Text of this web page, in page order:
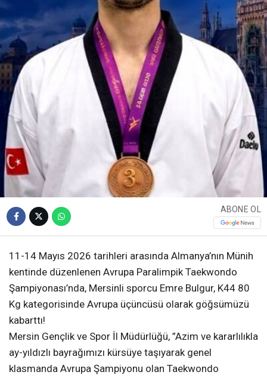
ABONE OL
11-14 Mayıs 2026 tarihleri arasında Almanya’nın Münih
kentinde düzenlenen Avrupa Paralimpik Taekwondo
Şampiyonası’nda, Mersinli sporcu Emre Bulgur, K44 80
Kg kategorisinde Avrupa üçüncüsü olarak göğsümüzü
kabarttı!
Mersin Gençlik ve Spor İl Müdürlüğü, ”​Azim ve kararlılıkla
ay-yıldızlı bayrağımızı kürsüye taşıyarak genel
klasmanda Avrupa Şampiyonu olan Taekwondo